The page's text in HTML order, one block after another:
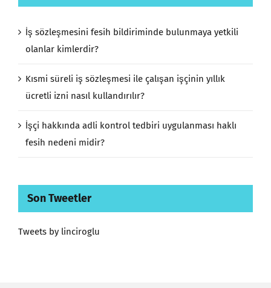
İş sözleşmesini fesih bildiriminde bulunmaya yetkili
olanlar kimlerdir?
Kısmi süreli iş sözleşmesi ile çalışan işçinin yıllık
ücretli izni nasıl kullandırılır?
İşçi hakkında adli kontrol tedbiri uygulanması haklı
fesih nedeni midir?
Son Tweetler
Tweets by linciroglu